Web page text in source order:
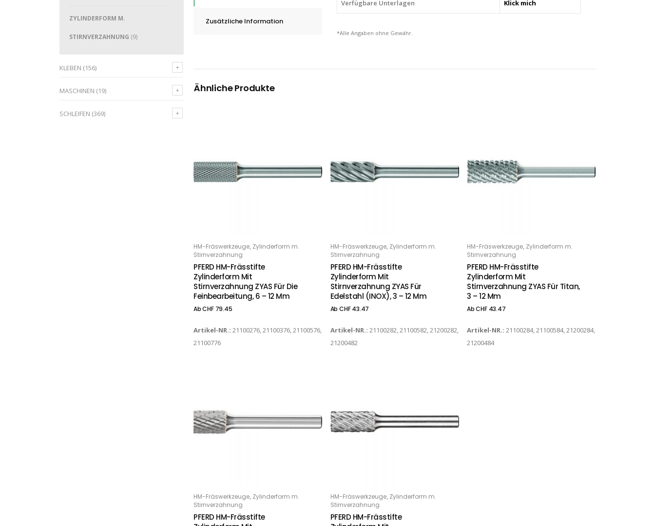
ZYLINDERFORM M.
STIRNVERZAHNUNG (9)
KLEBEN (156)
MASCHINEN (19)
SCHLEIFEN (369)
Hochleistungsverzahnung,
-
Zusätzliche Information
Verfügbare Unterlagen Klick mich
*Alle Angaben ohne Gewähr.
Ähnliche Produkte
OPTIONS
HM-Fräswerkzeuge, Zylinderform m.
Stirnverzahnung
PFERD HM-Frässtifte
Zylinderform Mit
Stirnverzahnung ZYAS Für Die
Feinbearbeitung, 6 – 12 Mm
AbCHF79.45
Artikel-NR.: 21100276, 21100376, 21100576,
21100776
OPTIONS
HM-Fräswerkzeuge, Zylinderform m.
Stirnverzahnung
PFERD HM-Frässtifte
Zylinderform Mit
Stirnverzahnung ZYAS Für
Edelstahl (INOX), 3 – 12 Mm
Ab CHF43.47
Artikel-NR.: 21100282, 21100582, 21200282,
21200482
OPTIONS
HM-Fräswerkzeuge, Zylinderform m.
Stirnverzahnung
PFERD HM-Frässtifte
Zylinderform Mit
Stirnverzahnung ZYAS Für Titan,
3 – 12 Mm
AbCHF43.47
Artikel-NR.: 21100284, 21100584, 21200284,
21200484
OPTIONS
HM-Fräswerkzeuge Zylinderform m.
Stirnverzahnung
PFERD HM-Frässtifte
OPTIONS
HM-Fräswerkzeuge, Zylinderform m.
Stirnverzahnung
PFERD HM-Frässtifte